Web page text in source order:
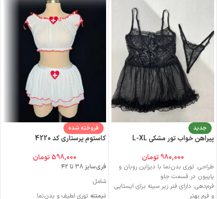
جدید
پیراهن خواب تور مشکی L-XL
980,000 تومان
طراحی: توری بدن‌نما با دیزاین روبان و
پاپیون در قسمت جلو
فرم‌دهی: دارای فنر زیر سینه برای ایستایی
و فرم بهتر
فروخته شده
کاستوم پرستاری کد 4220
598,000تومان
فری‌سایز ۳۸ تا ۴۲
شامل:
نیمتنه توری لطیف و بدن‌نما